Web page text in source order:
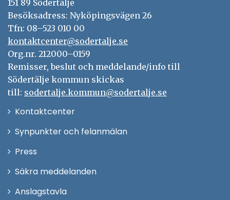
151 89 Södertälje
Besöksadress: Nyköpingsvägen 26
Tfn: 08–523 010 00
kontaktcenter@sodertalje.se
Org.nr. 212000–0159
Remisser, beslut och meddelande/info till
Södertälje kommun skickas
till: sodertalje.kommun@sodertalje.se
KontaktcenterÖppna
Synpunkter och felanmälan
Press
fönster
Säkra meddelanden
Anslagstavla